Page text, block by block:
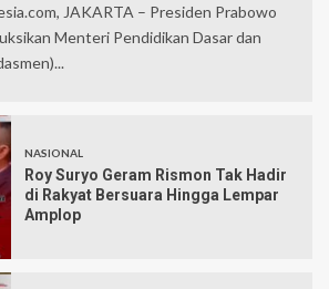
JAKARTA – Presiden Prabowo
Menteri Pendidikan Dasar dan
NASIONAL
Roy Suryo Geram Rismon Tak Hadir
di Rakyat Bersuara Hingga Lempar
Amplop